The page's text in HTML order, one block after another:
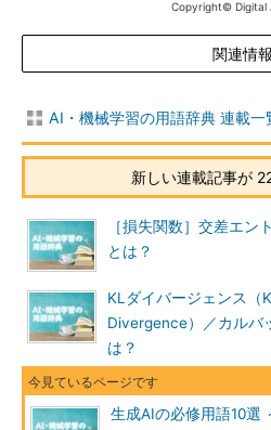
Copyright© Digital
関連情報
AI・機械学習の用語辞典 連載一
新しい連載記事が
［損失関数］交差エン
とは？
KLダイバージェンス（
Divergence）／カルバ
は？
生成AIの必修用語10選